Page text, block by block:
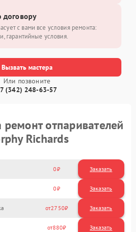
Вызвать мастера
Или позвоните
(342) 248-63-57
договору
с вами все условия ремонта:
гарантийные условия.
ремонт отпаривателей
Richards
0 Заказать
0 Заказать
2750
880